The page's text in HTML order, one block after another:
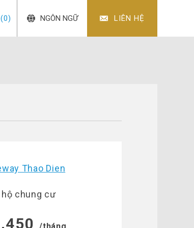
(0) NGÔN NGỮ LIÊN HỆ
Thao Dien
hộ chung cư